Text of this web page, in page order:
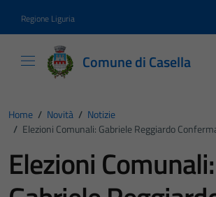
Regione Liguria
Comune di Casella
Home / Novità / Notizie
/ Elezioni Comunali: Gabriele Reggiardo
Elezioni Comunali: